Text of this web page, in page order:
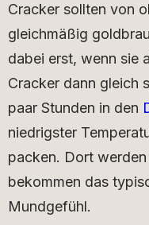
Cracker sollten von
gleichmäßig
dabei erst, wenn sie
Cracker dann gleich
paar Stunden in den
niedrigster
packen. Dort
bekommen das
Mundgefühl.